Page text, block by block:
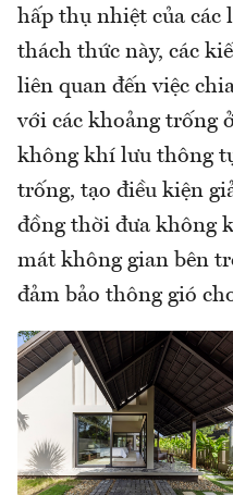
hấp thụ nhiệt của
thách thức này, các
liên quan đến việc
với các khoảng trống
không khí lưu thông
trống, tạo điều kiện
đồng thời đưa không
mát không gian bên
đảm bảo thông gió